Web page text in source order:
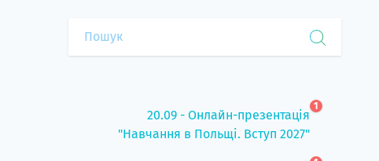
20.09 - Онлайн-презентація
"Навчання в Польщі. Вступ 2027"
1